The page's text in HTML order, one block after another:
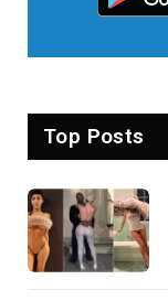
Top Posts